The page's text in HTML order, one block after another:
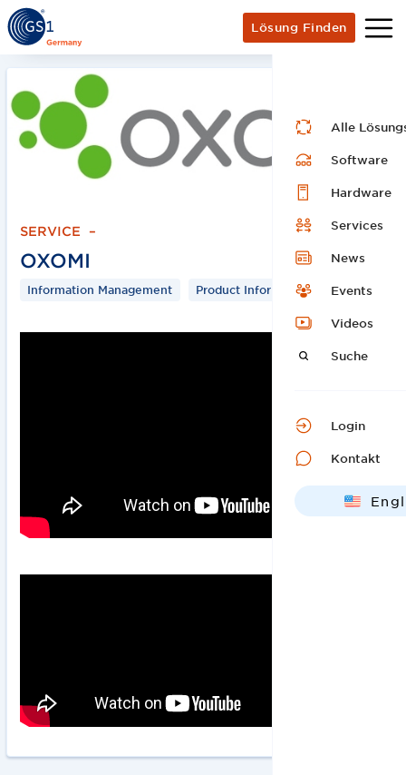
Lösung Finden
Alle
Software
Hardware
Services
News
Events
Videos
Suche
Login
Kontakt
SERVICE –
OXOMI
Information Management Product Information